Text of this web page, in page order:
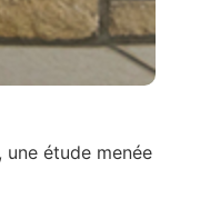
étude menée